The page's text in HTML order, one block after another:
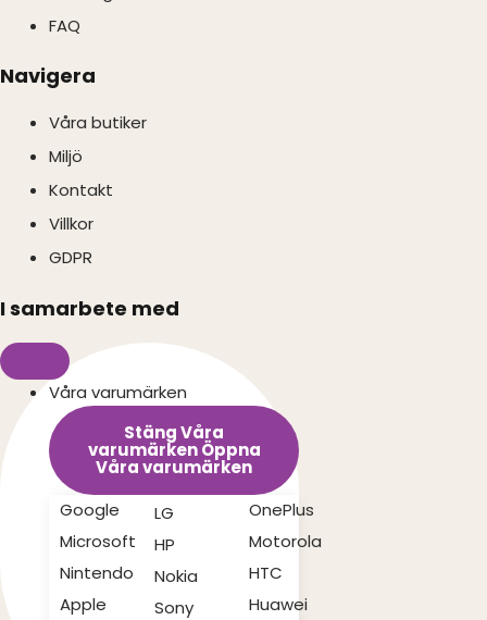
FAQ
Navigera
Våra butiker
Miljö
Kontakt
Villkor
GDPR
I samarbete med
Våra varumärken
Stäng Våra
varumärken Öppna
Våra varumärken
Google
Microsoft
Nintendo
Apple
LG
HP
Nokia
Sony
OnePlus
Motorola
HTC
Huawei